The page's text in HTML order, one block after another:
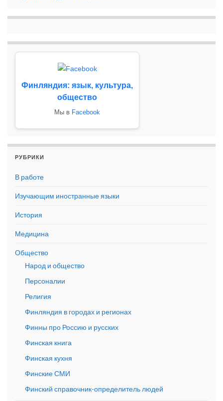
Финляндия: язык, культура,
общество
Мы в Facebook
РУБРИКИ
В работе
Изучающим иностранные языки
История
Медицина
Общество
Народ и общество
Персоналии
Религия
Финляндия в городах и регионах
Финны про Россию и русских
Финская книга
Финская кухня
Финские СМИ
Финский справочник-определитель людей